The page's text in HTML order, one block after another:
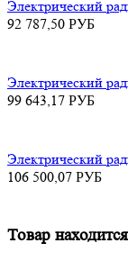
Электрический
92 787,50 РУБ
Электрический
99 643,17 РУБ
Электрический
106 500,07 РУБ
Товар